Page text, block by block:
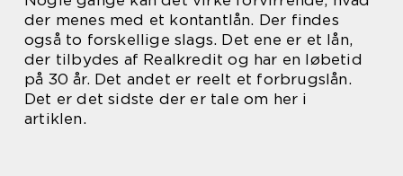
der menes med et kontantlån. Der findes
også to forskellige slags. Det ene er et lån,
der tilbydes af Realkredit og har en løbetid
på 30 år. Det andet er reelt et forbrugslån.
Det er det sidste der er tale om her i
artiklen.